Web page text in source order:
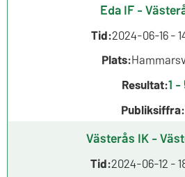
Eda IF -
Tid:2024-06-16 -
Plats:
Resultat:1 -
Publiksiffra:
Västerås IK -
Tid:2024-06-12 -